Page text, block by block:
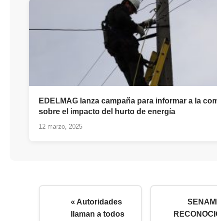
EDELMAG lanza campaña para informar a la
sobre el impacto del hurto de energía
12 marzo, 2025
« Autoridades
llaman a todos